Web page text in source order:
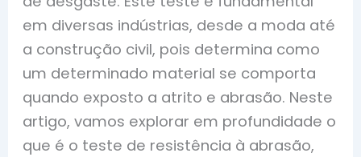
em diversas indústrias, desde a moda até
a construção civil, pois determina como
um determinado material se comporta
quando exposto a atrito e abrasão. Neste
artigo, vamos explorar em profundidade o
que é o teste de resistência à abrasão,